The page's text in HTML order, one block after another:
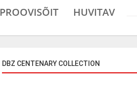
PROOVISÕIT HUVITAV
DBZ CENTENARY COLLECTION